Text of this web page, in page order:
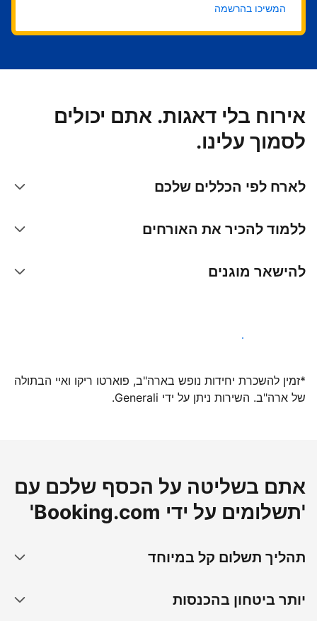
המשיכו בהרשמה
אירוח בלי דאגות. אתם יכולים
לסמוך עלינו.
לארח לפי הכללים שלכם
ללמוד להכיר את האורחים
להישאר מוגנים
הצטרפו אלינו עוד היום
*זמין להשכרת יחידות נופש בארה"ב, פוארטו ריקו ואיי הבתולה
של ארה"ב. השירות ניתן על ידי Generali.
אתם בשליטה על הכסף שלכם עם
'תשלומים על ידי Booking.com'
תהליך תשלום קל במיוחד
יותר ביטחון בהכנסות